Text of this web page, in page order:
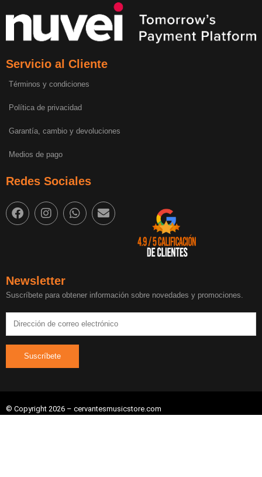
Servicio al Cliente
Términos y condiciones
Política de privacidad
Garantía, cambio y devoluciones
Medios de pago
Redes Sociales
Newsletter
Suscríbete para obtener información sobre novedades y promociones.
© Copyright 2026 – cervantesmusicstore.com